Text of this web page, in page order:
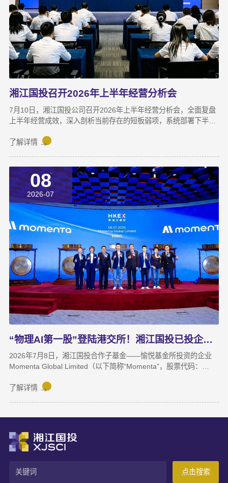
湘江国投召开2026年上半年经营分析会
7月10日，湘江国投公司召开2026年上半年经营分析会，全面复盘
上半年经营成效，深入剖析当前存在的短板弱项，系统部署下半年
年。湘江集团党委副书记宋邦到会指导，湘江国投公司董事长龚国
了上半年业务拓展、指标完成及重点专项推进情况。领导班子成员
结合分管领域，交流工作思路与落实举措，进一步统一思想、凝聚
共识，为下半年协同作战夯实基础。龚国旺在总结讲话中指出，上
半年公司经营效益稳中有升，实现营收6358万元，同比增长
27.6%；利润总额达1.26亿元，同比增长82.8%。股权投资标的持
续向好，金融资产浮盈实现可持续增长，投资主业对公司整体盈利
能力的支撑作用进一步增强。基金业务进退有序，投退良性循环格
局初步形成；直投项目储备与落地扎实推进，资本招商取得实质进
展；湘江基金小镇二期克服连续雨季施工困难，顺利完成竣工验
收；数据运营、商业保理转型取得阶段性突破，科技成果转化服务
与大学生创新创业支持工作也正加速铺开，为后续增长注入新活
力。
了解详情
08
2026-07
“物理AI第一股”登陆港交所！湘江国投已投企业Momenta成功上市
2026年7月8日，湘江国投合作子基金——愉悦基金所投资的企业
Momenta Global Limited（以下简称“Momenta”，股票代码：
第一股”。Momenta本次上市募集资金将主要用于物理AI核心技术
驾驶与人工智能企业，核心团队源自微软亚洲研究院、商汤科技等
AI机构。公司率先提出并量产首发R7世界模型，让AI从“识别像素”
进阶为“理解物理规律、推演真实世界演变”，支撑乘用车高阶智
驾、Robotaxi、无人物流等全场景落地。截至上市前夕，搭载
Momenta智驾系统的量产车辆规模已突破100万台，成功交付超
100款量产车型，与全球前十车企中九家建立合作。据灼识咨询数
了解详情
点击搜索